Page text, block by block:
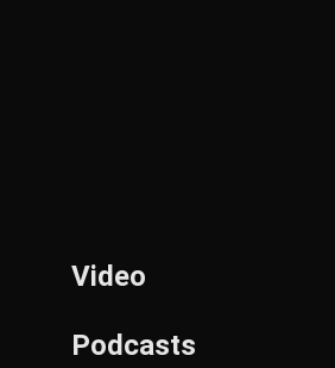
Video
Podcasts